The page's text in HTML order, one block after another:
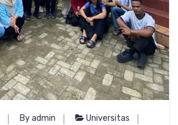
By admin
Universitas